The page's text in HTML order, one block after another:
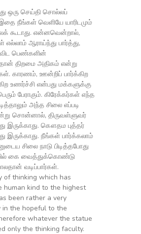
ஒரு செய்தி சொல்லப்
நீங்கள் வெளியே யாரிடமும்
கூடாது. என்னவென்றால்,
எல்லாம் ஆராய்ந்து பார்த்து,
பெண்களின்
திறமை அதிகம் என்று
காரணம், ஊன்றிப் பார்க்கிற
உணர்ச்சி என்பது மக்களுக்கு
பேராகும். கிரேக்கர்கள் எந்த
அந்த சிலை எப்படி
சொன்னால், திருவள்ளுவர்
இருக்காது. கௌதம புத்தர்
இருக்காது. நீங்கள் பார்க்கலாம்
சிலை நாடு பிடித்தபோது
கை வைத்துக்கொண்டு
வடிப்பார்கள்.
of thinking which has
human kind to the highest
been rather a very
the hopeful to the
whatever the statue
only the thinking faculty.